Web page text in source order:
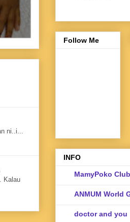
ni..i...
Kalau
Follow Me
INFO
MamyPoko Club
ANMUM World
doctor and you